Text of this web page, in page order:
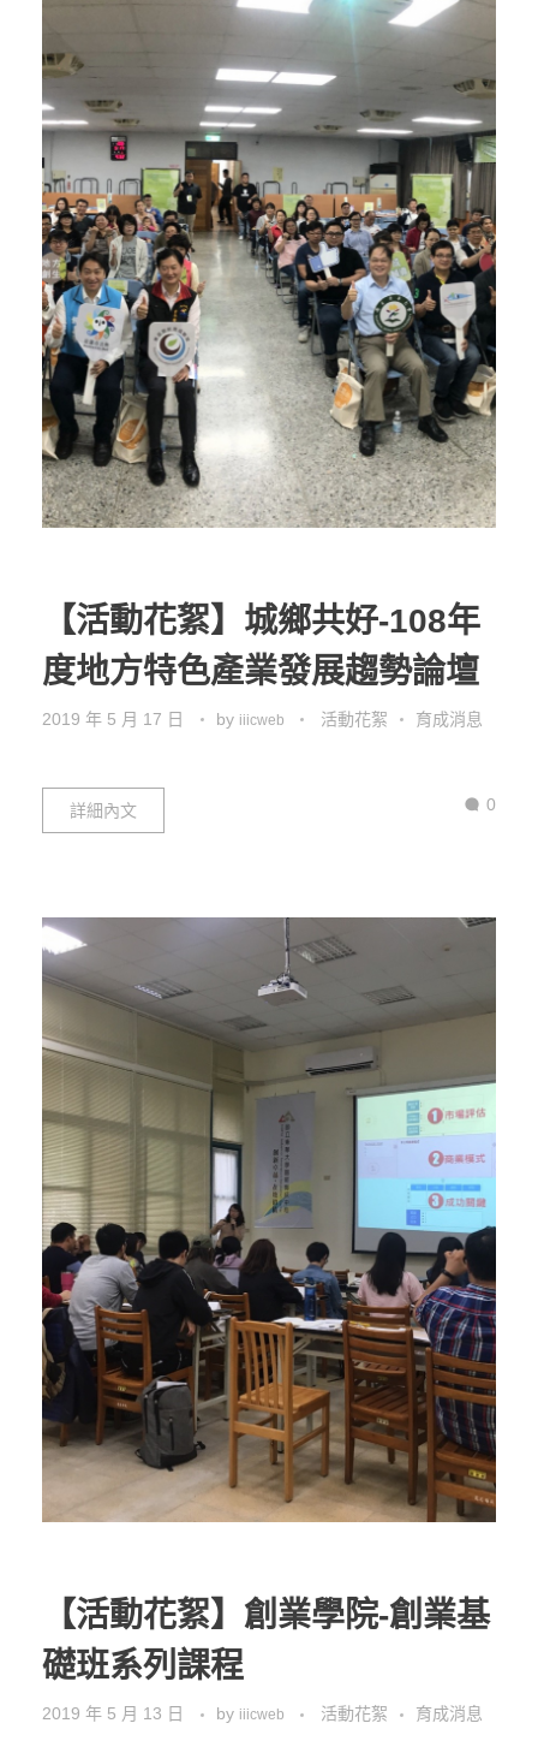
【活動花絮】城鄉共好-108年
度地方特色產業發展趨勢論壇
2019 年 5 月 17 日 by iiicweb 活動花絮 育成消息
詳細內文 0
【活動花絮】創業學院-創業基
礎班系列課程
2019 年 5 月 13 日 by iiicweb 活動花絮 育成消息